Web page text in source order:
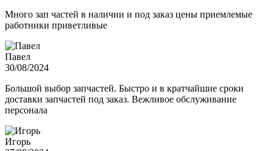
Много зап частей в наличии и под заказ цены приемлемые
работники приветливые
Павел
30/08/2024
Большой выбор запчастей. Быстро и в кратчайшие сроки
доставки запчастей под заказ. Вежливое обслуживание
персонала
Игорь